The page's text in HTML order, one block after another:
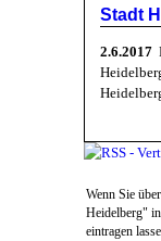
Stadt
2.6.2017
Wenn Sie
Heidelberg"
eintragen